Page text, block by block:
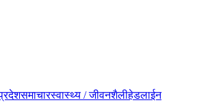
समाचारस्वास्थ्य / जीवनशैलीहेडलाईन